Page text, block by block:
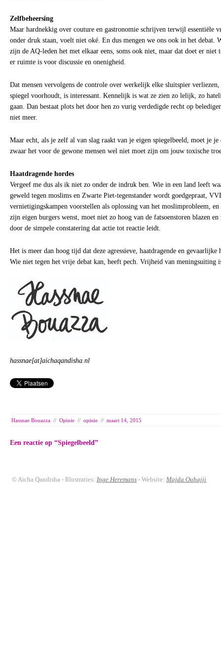
Zelfbeheersing
Maar hardnekkig over couture en gastronomie schrijven terwijl essentiële
onder druk staan, voelt niet oké. En dus mengen we ons ook in het debat.
zijn de AQ-leden het met elkaar eens, soms ook niet, maar dat doet er niet
er ruimte is voor discussie en onenigheid.
Dat mensen vervolgens de controle over werkelijk elke sluitspier verliezen,
spiegel voorhoudt, is interessant. Kennelijk is wat ze zien zo lelijk, zo
gaan. Dan bestaat plots het door hen zo vurig verdedigde recht op
niet meer.
Maar echt, als je zelf al van slag raakt van je eigen spiegelbeeld, moet je je
zwaar het voor de gewone mensen wel niet moet zijn om jouw toxische
Haatdragende hordes
Vergeef me dus als ik niet zo onder de indruk ben. Wie in een land leeft
geweld tegen moslims en Zwarte Piet-tegenstander wordt goedgepraat,
vernietigingskampen voorstellen als oplossing van het moslimprobleem,
zijn eigen burgers wenst, moet niet zo hoog van de fatsoenstoren blazen en
door de simpele constatering dat actie tot reactie leidt.
Het is meer dan hoog tijd dat deze agressieve, haatdragende en gevaarlijke
Wie niet tegen het vrije debat kan, heeft pech. Vrijheid van meningsuiting
hassnae[at]aichaqandisha.nl
Hassnae Bouazza // Opinie // opinie // maart 14, 2015
Een reactie op “Spiegelbeeld ”
© Aicha Qandisha - Illustraties: Inge Heremans - Website: Majda Ouhajji